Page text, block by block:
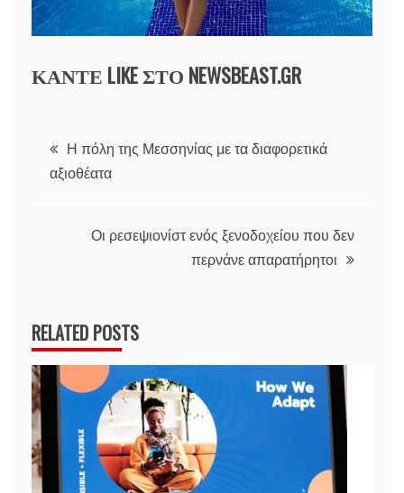
ΚΑΝΤΕ LIKE ΣΤΟ NEWSBEAST.GR
Πλοήγηση
άρθρων
Η πόλη της Μεσσηνίας με τα διαφορετικά
αξιοθέατα
Οι ρεσεψιονίστ ενός ξενοδοχείου που δεν
περνάνε απαρατήρητοι
RELATED POSTS